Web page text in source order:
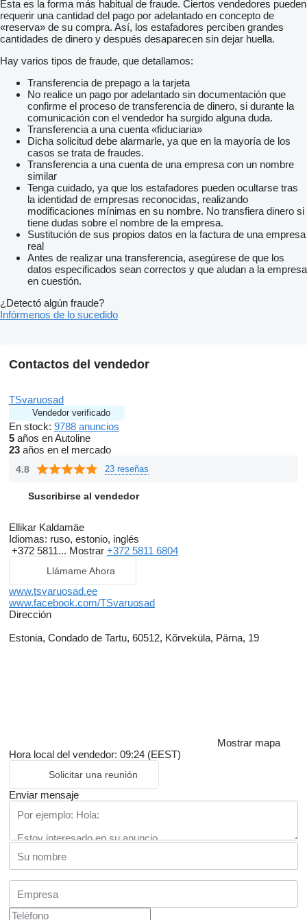
Esta es la forma más habitual de fraude. Ciertos vendedores pueden
requerir una cantidad del pago por adelantado en concepto de
«reserva» de su compra. Así, los estafadores perciben grandes
cantidades de dinero y después desaparecen sin dejar huella.
Hay varios tipos de fraude, que detallamos:
Transferencia de prepago a la tarjeta
No realice un pago por adelantado sin documentación que
confirme el proceso de transferencia de dinero, si durante la
comunicación con el vendedor ha surgido alguna duda.
Transferencia a una cuenta «fiduciaria»
Dicha solicitud debe alarmarle, ya que en la mayoría de los
casos se trata de fraudes.
Transferencia a una cuenta de una empresa con un nombre
similar
Tenga cuidado, ya que los estafadores pueden ocultarse tras
la identidad de empresas reconocidas, realizando
modificaciones mínimas en su nombre. No transfiera dinero si
tiene dudas sobre el nombre de la empresa.
Sustitución de sus propios datos en la factura de una empresa
real
Antes de realizar una transferencia, asegúrese de que los
datos especificados sean correctos y que aludan a la empresa
en cuestión.
¿Detectó algún fraude?
Infórmenos de lo sucedido
Contactos del vendedor
TSvaruosad
Vendedor verificado
En stock: 9788 anuncios
5 años en Autoline
23 años en el mercado
4.8 23 reseñas
Suscribirse al vendedor
Ellikar Kaldamäe
Idiomas: ruso, estonio, inglés
+372 5811... Mostrar +372 5811 6804
Llámame Ahora
www.tsvaruosad.ee
www.facebook.com/TSvaruosad
Dirección
Estonia, Condado de Tartu, 60512, Kõrveküla, Pärna, 19
Mostrar mapa
Hora local del vendedor: 09:24 (EEST)
Solicitar una reunión
Enviar mensaje